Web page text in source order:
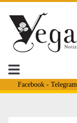
Facebook- Telegram